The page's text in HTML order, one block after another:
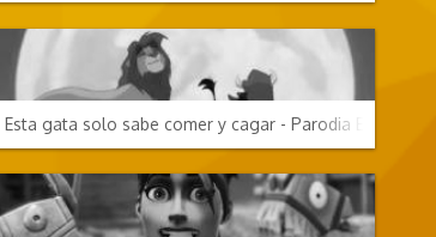
puedo mandar mensajes?
CANCIONES FRIKIS
Esta gata solo sabe comer y cagar - Parodia El Rey
VIDEOJUEGOS